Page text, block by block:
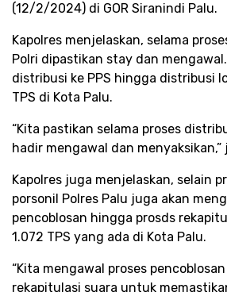
(12/2/2024) di GOR Siranindi Palu.
Kapolres menjelaskan, selama
Polri dipastikan stay dan
distribusi ke PPS hingga distribusi
TPS di Kota Palu.
“Kita pastikan selama proses
hadir mengawal dan menyaksikan,”
Kapolres juga menjelaskan, selain
porsonil Polres Palu juga akan
pencoblosan hingga prosds
1.072 TPS yang ada di Kota Palu.
“Kita mengawal proses
rekapitulasi suara untuk